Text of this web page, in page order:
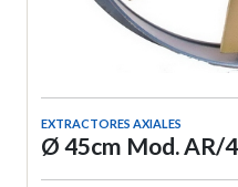
EXTRACTORES AXIALES
Ø 45cm Mod. AR/